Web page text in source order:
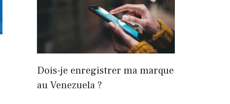
Dois-je enregistrer ma marque
au Venezuela ?